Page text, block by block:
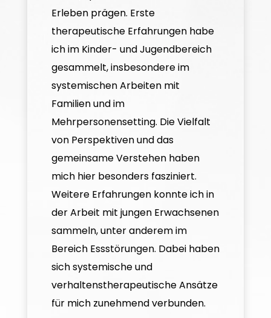
Erleben prägen. Erste
therapeutische Erfahrungen habe
ich im Kinder- und Jugendbereich
gesammelt, insbesondere im
systemischen Arbeiten mit
Familien und im
Mehrpersonensetting. Die Vielfalt
von Perspektiven und das
gemeinsame Verstehen haben
mich hier besonders fasziniert.
Weitere Erfahrungen konnte ich in
der Arbeit mit jungen Erwachsenen
sammeln, unter anderem im
Bereich Essstörungen. Dabei haben
sich systemische und
verhaltenstherapeutische Ansätze
für mich zunehmend verbunden.